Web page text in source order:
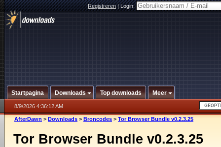
Registreren|Login:
Startpagina Downloads Top downloads Meer
8/9/2026 4:36:12 AM
AfterDawn > Downloads > Broncodes > Tor Browser Bundle v0.2.3.25
Tor Browser Bundle v0.2.3.25